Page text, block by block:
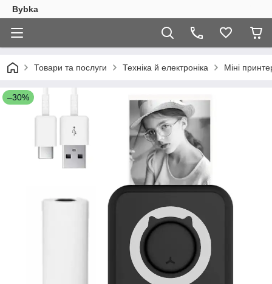
Bybka
Товари та послуги Техніка й електроніка Міні
–30%